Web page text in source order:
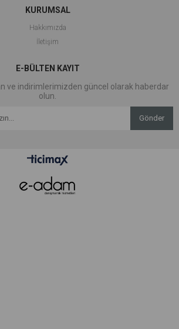
için ideal.
kombinlerinizi renklendirmenin harika
oluyor.
Yaka detayları,
modern ve şık bir hava katıyor.
bir bluz, hemen öne çıkıyor.
her kadının tarzını yansımasına olanak
KURUMSAL
Hakkımızda
İletişim
E-BÜLTEN KAYIT
ve indirimlerimizden güncel olarak haberdar
olun.
Gönder